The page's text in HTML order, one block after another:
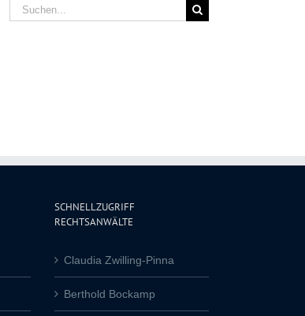
Suche
nach:
SCHNELLZUGRIFF
RECHTSANWÄLTE
Claudia Zwilling-Pinna
Berthold Bockamp